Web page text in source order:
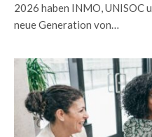
2026 haben INMO, UNISOC
neue Generation von…